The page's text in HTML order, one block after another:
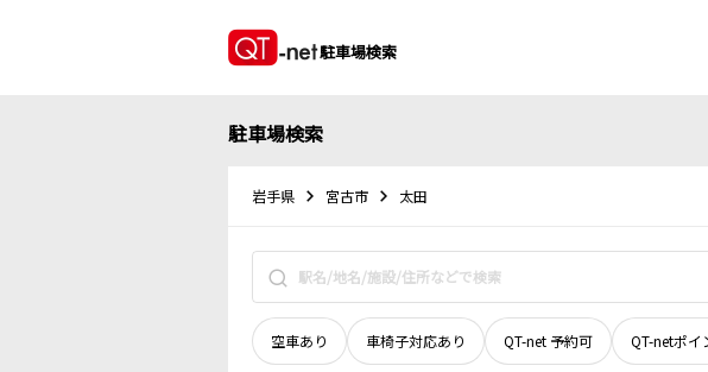
駐車場検索
駐車場検索
岩手県 宮古市 太田
空車あり 車椅子対応あり QT-net 予約可 QT-netポイ